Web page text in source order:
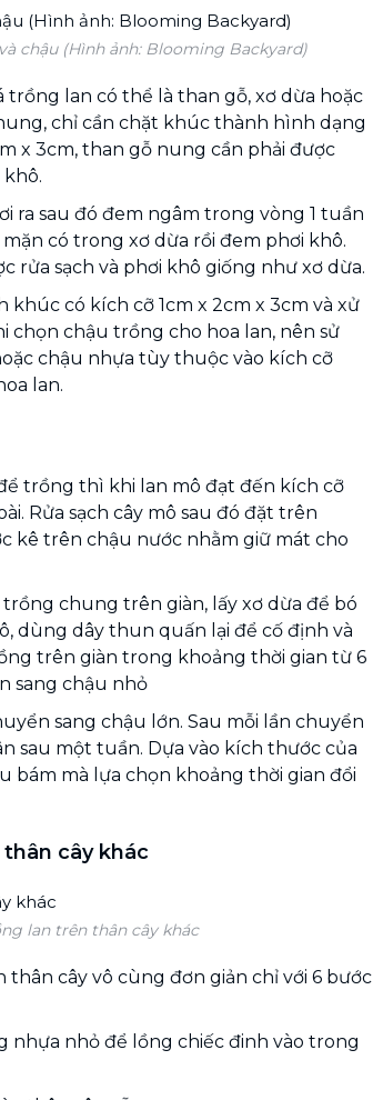
chậu (Hình ảnh: Blooming Backyard)
trồng lan có thể là than gỗ, xơ dừa hoặc
chỉ cần chặt khúc thành hình dạng
x 3cm, than gỗ nung cần phải được
khô.
ra sau đó đem ngâm trong vòng 1 tuần
có trong xơ dừa rồi đem phơi khô.
rửa sạch và phơi khô giống như xơ dừa.
khúc có kích cỡ 1cm x 2cm x 3cm và xử
chọn chậu trồng cho hoa lan, nên sử
chậu nhựa tùy thuộc vào kích cỡ
lan.
trồng thì khi lan mô đạt đến kích cỡ
Rửa sạch cây mô sau đó đặt trên
kê trên chậu nước nhằm giữ mát cho
trồng chung trên giàn, lấy xơ dừa để bó
dùng dây thun quấn lại để cố định và
trên giàn trong khoảng thời gian từ 6
sang chậu nhỏ
sang chậu lớn. Sau mỗi lần chuyển
sau một tuần. Dựa vào kích thước của
bám mà lựa chọn khoảng thời gian đổi
cây khác
lan trên thân cây khác
cây vô cùng đơn giản chỉ với 6 bước
nhựa nhỏ để lồng chiếc đinh vào trong